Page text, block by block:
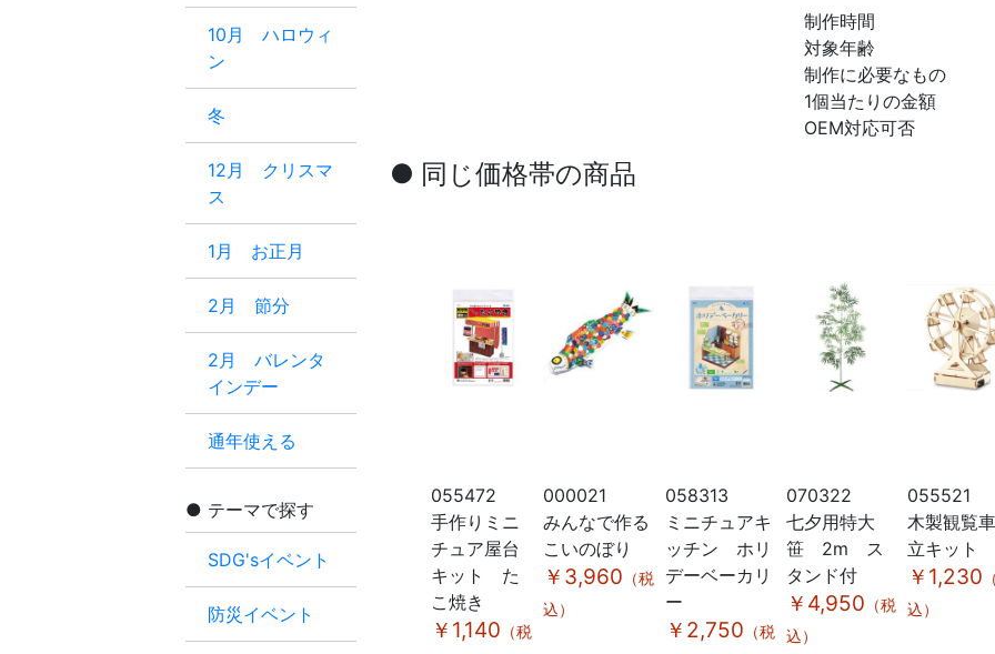
10月 ハロウィ
ン
冬
12月 クリスマ
ス
1月 お正月
2月 節分
2月 バレンタ
インデー
通年使える
テーマで探す
SDG'sイベント
防災イベント
制作時間
対象年齢
制作に必要なもの
1個当たりの金額
OEM対応可否
● 同じ価格帯の商品
055472
手作りミニ
チュア屋台
キット た
こ焼き
￥1,140 （税
000021
みんなで作る
こいのぼり
￥3,960 （税
込）
058313
ミニチュアキ
ッチン ホリ
デーベーカリ
ー
￥2,750 （税
070322
七夕用特大
笹 2m ス
タンド付
￥4,950 （税
込）
055521
木製観覧
立キット
￥1,230
込）